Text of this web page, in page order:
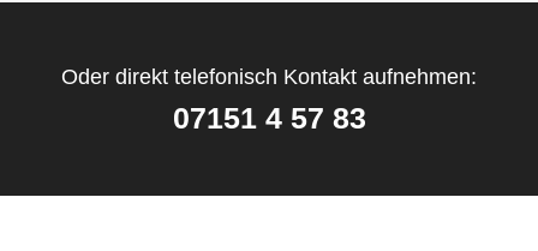
Oder direkt telefonisch Kontakt aufnehmen:
07151 4 57 83